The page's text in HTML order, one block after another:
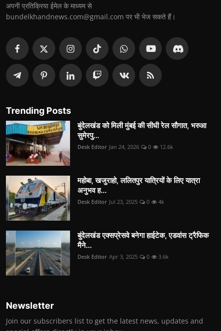
अपनी प्रतिक्रिया ईमेल के माध्यम से
bundelkhandnews.com@gmail.com पर भी भेज सकते हैं।
Trending Posts
बुंदेलखंड को मिली मुंबई की सीधी रेल सौगात, भरुआ
सुमेरपु...
Desk Editor Jan 24, 2026 0 12.6k
महोबा, खजुराहो, ललितपुर यात्रियों के लिए यात्रा
अनुभव ह...
Desk Editor Jul 23, 2025 0 4k
बुंदेलखंड एक्सप्रेसवे बनेगा हाईटेक, एडवांस ट्रैफिक
मैने...
Desk Editor Apr 3, 2025 0 3.6k
Newsletter
Join our subscribers list to get the latest news, updates and